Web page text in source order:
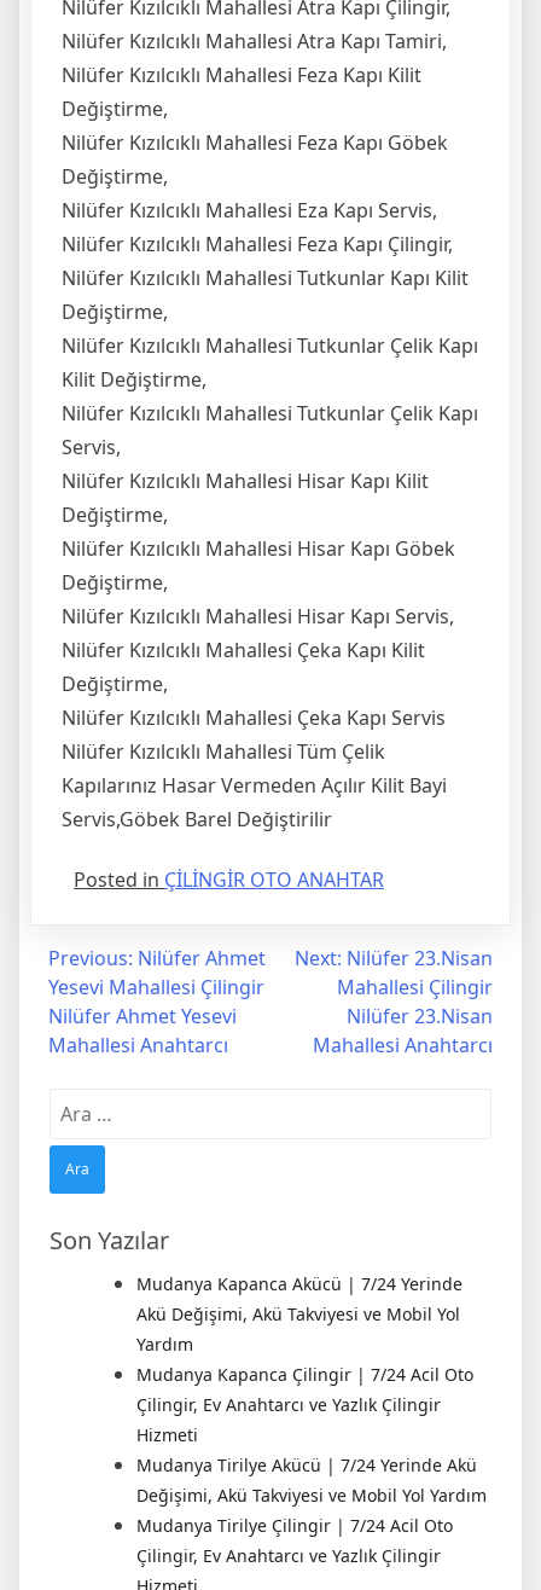
Nilüfer Kızılcıklı Mahallesi Atra Kapı Çilingir,
Nilüfer Kızılcıklı Mahallesi Atra Kapı Tamiri,
Nilüfer Kızılcıklı Mahallesi Feza Kapı Kilit
Değiştirme,
Nilüfer Kızılcıklı Mahallesi Feza Kapı Göbek
Değiştirme,
Nilüfer Kızılcıklı Mahallesi Eza Kapı Servis,
Nilüfer Kızılcıklı Mahallesi Feza Kapı Çilingir,
Nilüfer Kızılcıklı Mahallesi Tutkunlar Kapı Kilit
Değiştirme,
Nilüfer Kızılcıklı Mahallesi Tutkunlar Çelik Kapı
Kilit Değiştirme,
Nilüfer Kızılcıklı Mahallesi Tutkunlar Çelik Kapı
Servis,
Nilüfer Kızılcıklı Mahallesi Hisar Kapı Kilit
Değiştirme,
Nilüfer Kızılcıklı Mahallesi Hisar Kapı Göbek
Değiştirme,
Nilüfer Kızılcıklı Mahallesi Hisar Kapı Servis,
Nilüfer Kızılcıklı Mahallesi Çeka Kapı Kilit
Değiştirme,
Nilüfer Kızılcıklı Mahallesi Çeka Kapı Servis
Nilüfer Kızılcıklı Mahallesi Tüm Çelik
Kapılarınız Hasar Vermeden Açılır Kilit Bayi
Servis,Göbek Barel Değiştirilir
Posted in ÇİLİNGİR OTO ANAHTAR
Yazı
gezinmesi
Previous: Nilüfer Ahmet
Yesevi Mahallesi Çilingir
Nilüfer Ahmet Yesevi
Mahallesi Anahtarcı
Next: Nilüfer 23.Nisan
Mahallesi Çilingir
Nilüfer 23.Nisan
Mahallesi Anahtarcı
Arama:
Son Yazılar
Mudanya Kapanca Akücü | 7/24 Yerinde
Akü Değişimi, Akü Takviyesi ve Mobil Yol
Yardım
Mudanya Kapanca Çilingir | 7/24 Acil Oto
Çilingir, Ev Anahtarcı ve Yazlık Çilingir
Hizmeti
Mudanya Tirilye Akücü | 7/24 Yerinde Akü
Değişimi, Akü Takviyesi ve Mobil Yol Yardım
Mudanya Tirilye Çilingir | 7/24 Acil Oto
Çilingir, Ev Anahtarcı ve Yazlık Çilingir